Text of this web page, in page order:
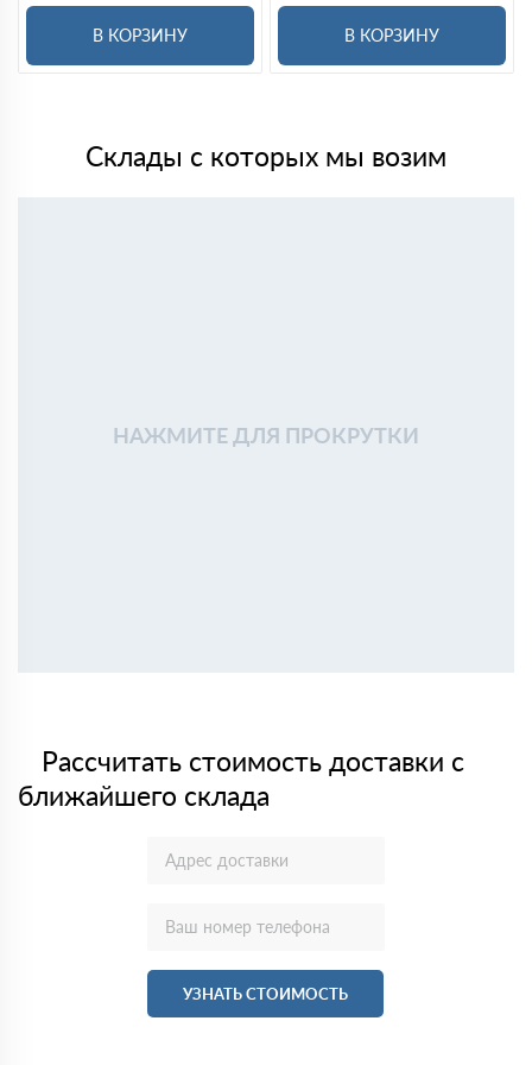
В КОРЗИНУ В КОРЗИНУ
Склады с которых мы возим
НАЖМИТЕ ДЛЯ ПРОКРУТКИ
Рассчитать стоимость доставки с
ближайшего склада
УЗНАТЬ СТОИМОСТЬ